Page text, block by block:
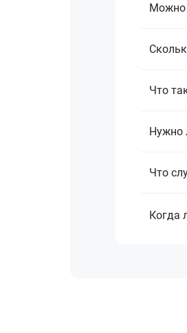
Можно
Что
Нужно
Что
Когда